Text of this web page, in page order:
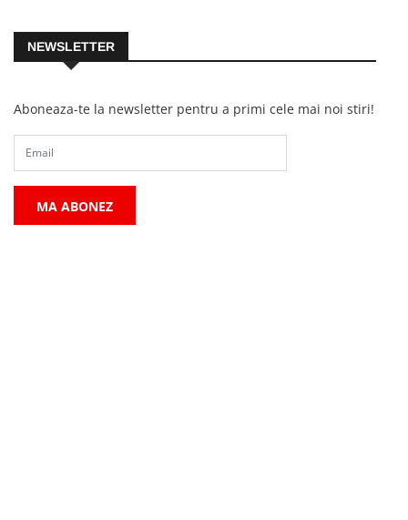
NEWSLETTER
Aboneaza-te la newsletter pentru a primi cele mai noi stiri!
MA ABONEZ